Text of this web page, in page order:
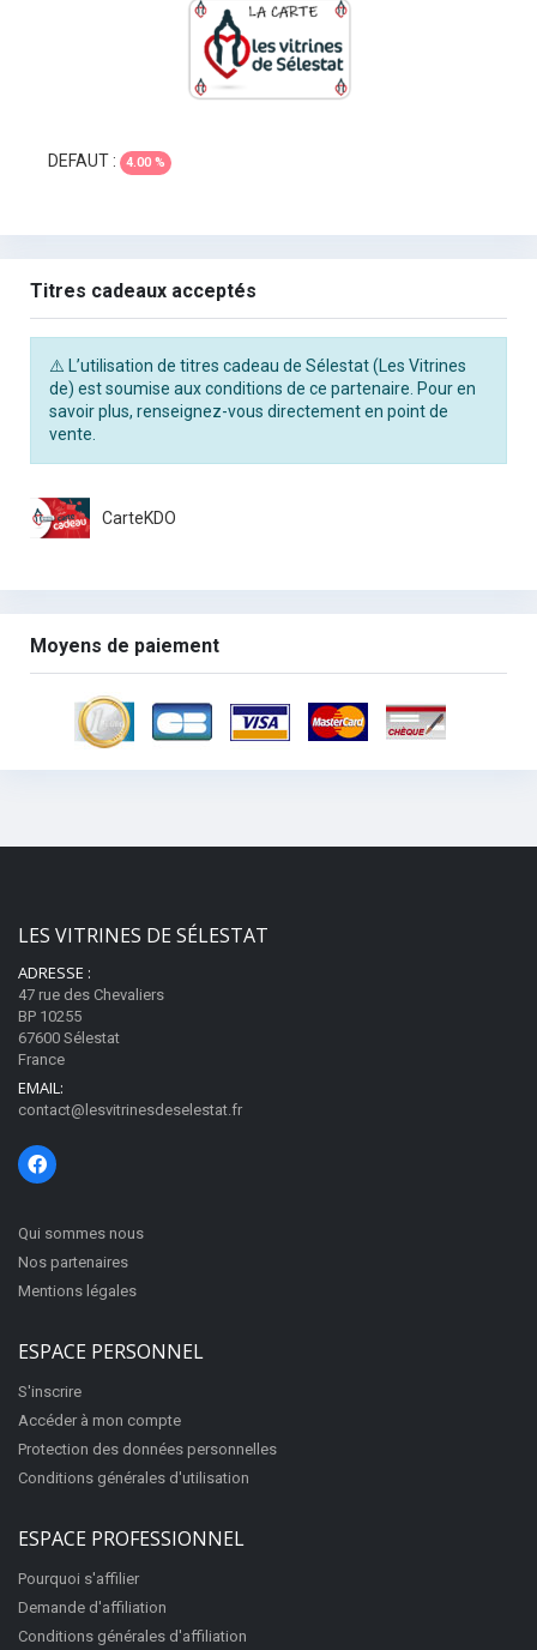
DEFAUT : 4.00 %
Titres cadeaux acceptés
⚠️ L’utilisation de titres cadeau de Sélestat (Les Vitrines
de) est soumise aux conditions de ce partenaire. Pour en
savoir plus, renseignez-vous directement en point de
vente.
CarteKDO
Moyens de paiement
LES VITRINES DE SÉLESTAT
ADRESSE :
47 rue des Chevaliers
BP 10255
67600 Sélestat
France
EMAIL:
contact@lesvitrinesdeselestat.fr
Qui sommes nous
Nos partenaires
Mentions légales
ESPACE PERSONNEL
S'inscrire
Accéder à mon compte
Protection des données personnelles
Conditions générales d'utilisation
ESPACE PROFESSIONNEL
Pourquoi s'affilier
Demande d'affiliation
Conditions générales d'affiliation